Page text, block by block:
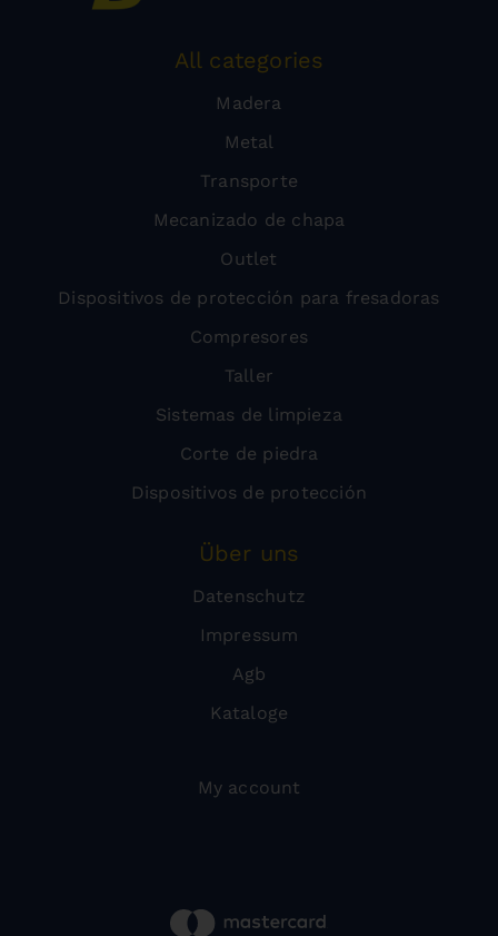
All categories
Madera
Metal
Transporte
Mecanizado de chapa
Outlet
Dispositivos de protección para fresadoras
Compresores
Taller
Sistemas de limpieza
Corte de piedra
Dispositivos de protección
Über uns
Datenschutz
Impressum
Agb
Kataloge
My account